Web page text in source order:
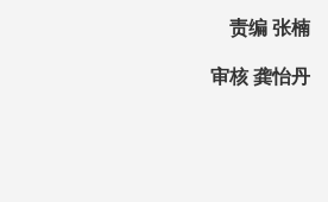
责编 张楠
审核 龚怡丹